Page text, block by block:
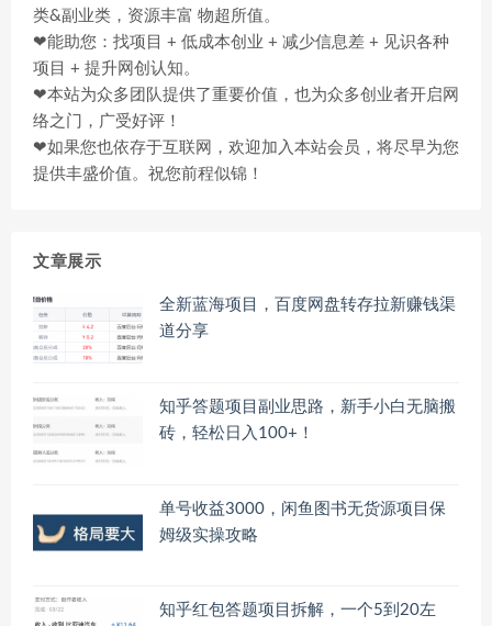
类&副业类，资源丰富 物超所值。
❤能助您：找项目 + 低成本创业 + 减少信息差 + 见识各种
项目 + 提升网创认知。
❤本站为众多团队提供了重要价值，也为众多创业者开启网
络之门，广受好评！
❤如果您也依存于互联网，欢迎加入本站会员，将尽早为您
提供丰盛价值。祝您前程似锦！
文章展示
全新蓝海项目，百度网盘转存拉新赚钱渠
道分享
知乎答题项目副业思路，新手小白无脑搬
砖，轻松日入100+！
单号收益3000，闲鱼图书无货源项目保
姆级实操攻略
知乎红包答题项目拆解，一个5到20左